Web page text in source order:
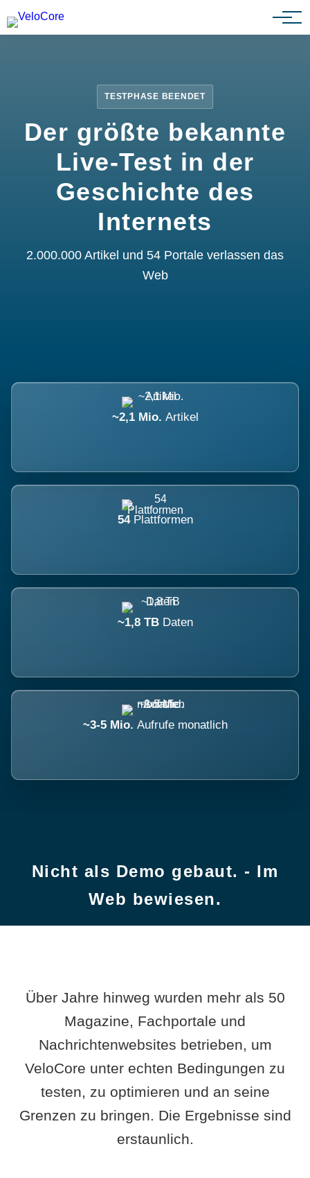
Partnerprogramm
TESTPHASE BEENDET
Der größte bekannte
Live-Test in der
Geschichte des
Internets
2.000.000 Artikel und 54 Portale verlassen das
Web
~2,1 Mio. Artikel
54 Plattformen
~1,8 TB Daten
~3-5 Mio. Aufrufe monatlich
Nicht als Demo gebaut. - Im
Web bewiesen.
Über Jahre hinweg wurden mehr als 50
Magazine, Fachportale und
Nachrichtenwebsites betrieben, um
VeloCore unter echten Bedingungen zu
testen, zu optimieren und an seine
Grenzen zu bringen. Die Ergebnisse sind
erstaunlich.